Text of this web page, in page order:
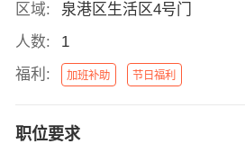
区域:
泉港区生活区4号门
人数:
1
福利:
加班补助 节日福利
职位要求